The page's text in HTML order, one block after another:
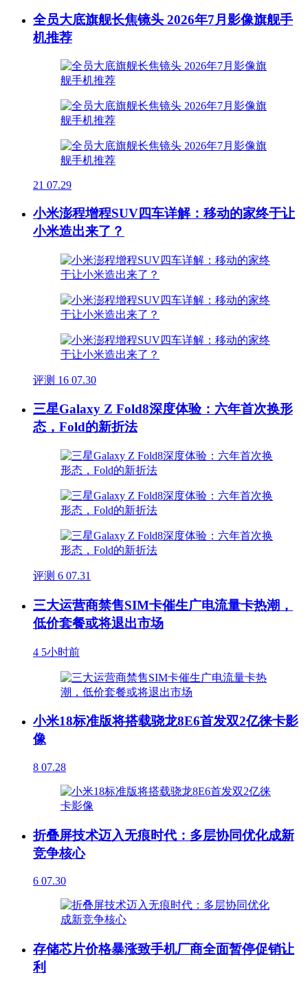
全员大底旗舰长焦镜头 2026年7月影像旗舰手
机推荐
21 07.29
小米澎程增程SUV四车详解：移动的家终于让
小米造出来了？
评测 16 07.30
三星Galaxy Z Fold8深度体验：六年首次换形
态，Fold的新折法
评测 6 07.31
三大运营商禁售SIM卡催生广电流量卡热潮，
低价套餐或将退出市场
4 5小时前
小米18标准版将搭载骁龙8E6首发双2亿徕卡影
像
8 07.28
折叠屏技术迈入无痕时代：多层协同优化成新
竞争核心
6 07.30
存储芯片价格暴涨致手机厂商全面暂停促销让
利